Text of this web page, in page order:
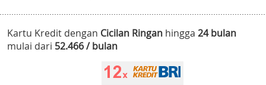
Kartu Kredit dengan Cicilan Ringan hingga 24 bulan
mulai dari 52.466 / bulan